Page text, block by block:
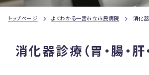
トップページ よくわかる一宮市立市民病院 消化器
消化器診療（胃・腸・肝